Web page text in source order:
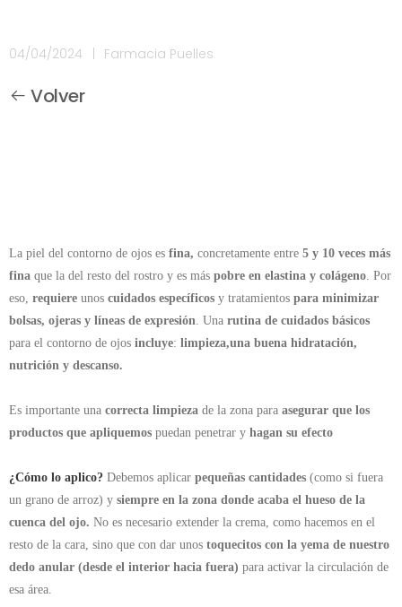
04/04/2024 Farmacia Puelles
Volver
La piel del contorno de ojos es fina, concretamente entre 5 y 10 veces más
fina que la del resto del rostro y es más pobre en elastina y colágeno. Por
eso, requiere unos cuidados específicos y tratamientos para minimizar
bolsas, ojeras y líneas de expresión. Una rutina de cuidados básicos
para el contorno de ojos incluye: limpieza,una buena hidratación,
nutrición y descanso.
Es importante una correcta limpieza de la zona para asegurar que los
productos que apliquemos puedan penetrar y hagan su efecto
¿Cómo lo aplico? Debemos aplicar pequeñas cantidades (como si fuera
un grano de arroz) y siempre en la zona donde acaba el hueso de la
cuenca del ojo. No es necesario extender la crema, como hacemos en el
resto de la cara, sino que con dar unos toquecitos con la yema de nuestro
dedo anular (desde el interior hacia fuera) para activar la circulación de
esa área.